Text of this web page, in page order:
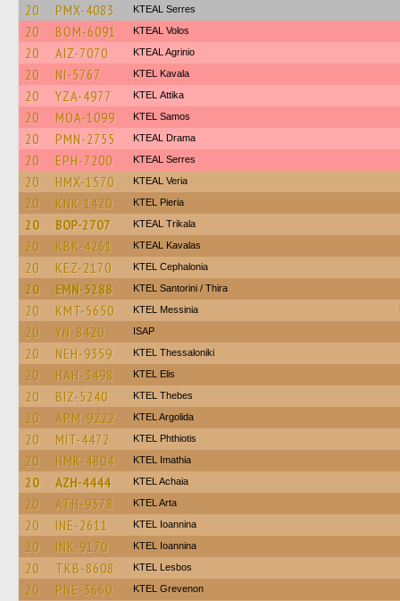
20 PMX-4083 KTEAL Serres
20 BOM-6091 KTEAL Volos
20 AIZ-7070 KTEAL Agrinio
20 NI-5767 KTEL Kavala
20 YZA-4977 KΤΕL Αttika
20 MOA-1099 KTEL Samos
20 PMN-2755 KTEAL Drama
20 EPH-7200 KTEAL Serres
20 HMX-1570 KTEAL Veria
20 KNK-1420 KTEL Pieria
20 BOP-2707 KTEAL Trikala
20 KBK-4261 KTEAL Kavalas
20 KEZ-2170 KTEL Cephalonia
20 EMN-5288 KTEL Santorini / Thira
20 KMT-5650 KTEL Messinia
20 YN-8420 ISAP
20 NEH-9359 KTEL Thessaloniki
20 HAH-3498 KTEL Elis
20 BIZ-5240 KTEL Thebes
20 APM-9222 KTEL Argolida
20 MIT-4472 ΚΤΕL Phthiotis
20 HMK-4804 KTEL Imathia
20 AZH-4444 KTEL Achaia
20 ATH-9378 KTEL Arta
20 INE-2611 KTEL Ioannina
20 INK-9170 KTEL Ioannina
20 TKB-8608 KTEL Lesbos
20 PNE-3660 ΚΤΕL Grevenon